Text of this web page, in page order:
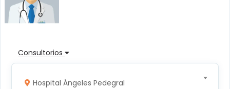
Consultorios
Hospital Ángeles Pedegral